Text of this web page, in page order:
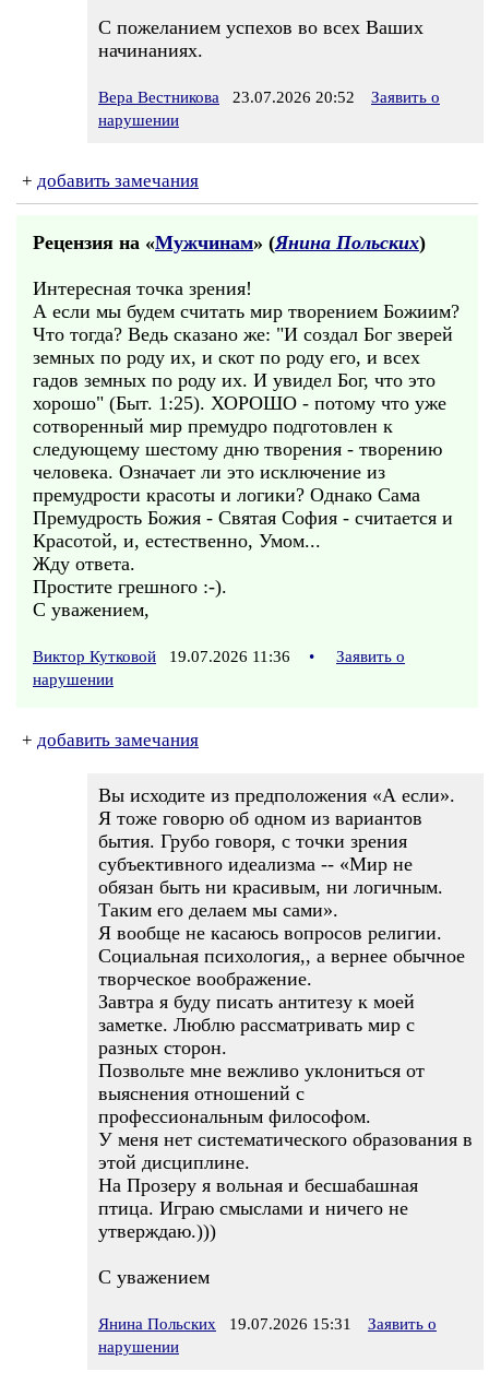
С пожеланием успехов во всех Ваших
начинаниях.
Вера Вестникова 23.07.2026 20:52
Заявить о
нарушении
+ добавить замечания
Рецензия на «Мужчинам» (Янина Польских)
Интересная точка зрения!
А если мы будем считать мир творением Божиим?
Что тогда? Ведь сказано же: "И создал Бог зверей
земных по роду их, и скот по роду его, и всех
гадов земных по роду их. И увидел Бог, что это
хорошо" (Быт. 1:25). ХОРОШО - потому что уже
сотворенный мир премудро подготовлен к
следующему шестому дню творения - творению
человека. Означает ли это исключение из
премудрости красоты и логики? Однако Сама
Премудрость Божия - Святая София - считается и
Красотой, и, естественно, Умом...
Жду ответа.
Простите грешного :-).
С уважением,
Виктор Кутковой 19.07.2026 11:36 •
Заявить о
нарушении
+ добавить замечания
Вы исходите из предположения «А если».
Я тоже говорю об одном из вариантов
бытия. Грубо говоря, с точки зрения
субъективного идеализма -- «Мир не
обязан быть ни красивым, ни логичным.
Таким его делаем мы сами».
Я вообще не касаюсь вопросов религии.
Социальная психология,, а вернее обычное
творческое воображение.
Завтра я буду писать антитезу к моей
заметке. Люблю рассматривать мир с
разных сторон.
Позвольте мне вежливо уклониться от
выяснения отношений с
профессиональным философом.
У меня нет систематического образования в
этой дисциплине.
На Прозеру я вольная и бесшабашная
птица. Играю смыслами и ничего не
утверждаю.)))
С уважением
Янина Польских 19.07.2026 15:31
Заявить о
нарушении